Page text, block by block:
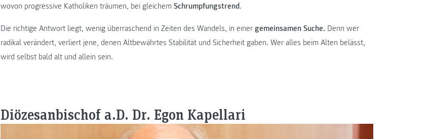
wovon progressive Katholiken träumen, bei gleichem Schrumpfungstrend.
Die richtige Antwort liegt, wenig überraschend in Zeiten des Wandels, in einer gemeinsamen Suche. Denn wer
radikal verändert, verliert jene, denen Altbewährtes Stabilität und Sicherheit gaben. Wer alles beim Alten belässt,
wird selbst bald alt und allein sein.
Diözesanbischof a.D. Dr. Egon Kapellari